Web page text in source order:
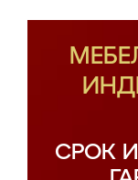
СРОК